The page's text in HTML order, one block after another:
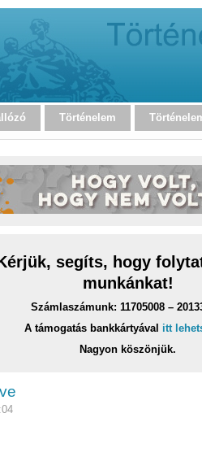
Történelem
segíts, hogy
munkánkat!
Számlaszámunk: 11705008 –
A támogatás bankkártyával itt
Nagyon köszönjük.